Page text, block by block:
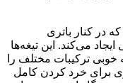
۱۲۶ وات است که در کنار باتری
می‌کند. این تیغه‌ها
و به خوبی ترکیبات مختلف را
برای خرد کردن کامل